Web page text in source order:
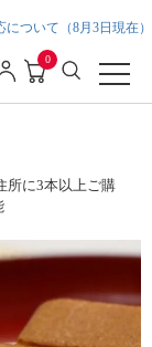
ついて（8月3日現在）
0
所に3本以上ご購